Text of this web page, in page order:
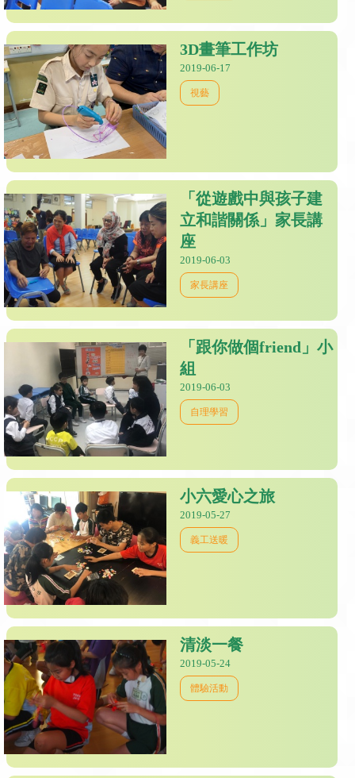
3D畫筆工作坊
2019-06-17
視藝
「從遊戲中與孩子建
立和諧關係」家長講
座
2019-06-03
家長講座
「跟你做個friend」小
組
2019-06-03
自理學習
小六愛心之旅
2019-05-27
義工送暖
清淡一餐
2019-05-24
體驗活動